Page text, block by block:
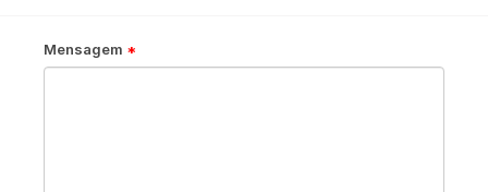
Mensagem